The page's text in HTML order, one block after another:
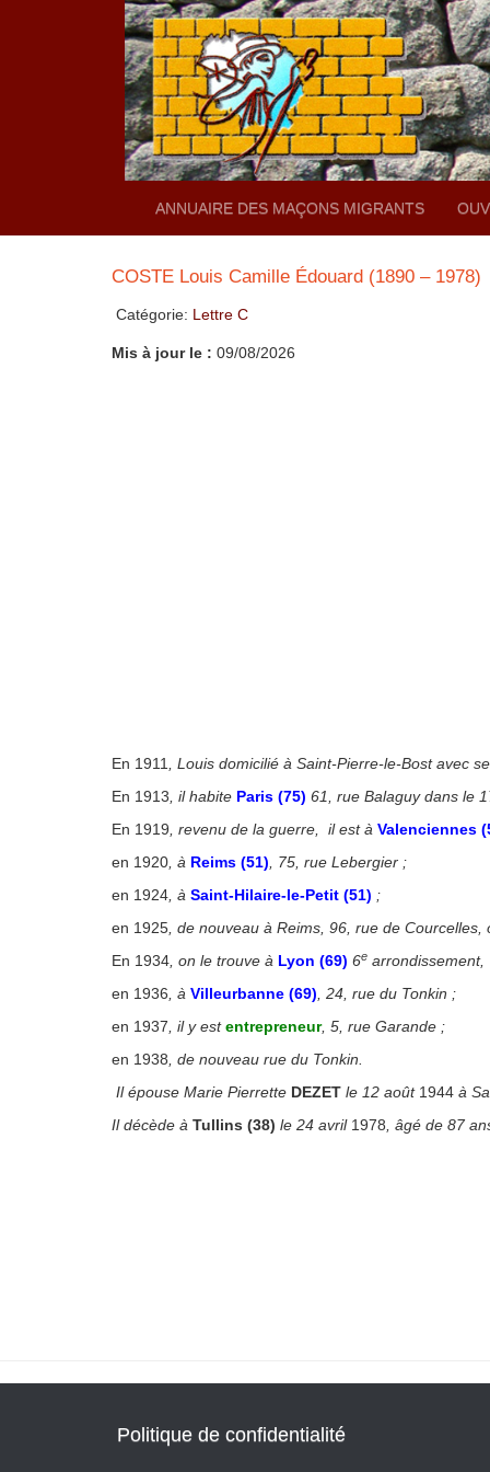
ANNUAIRE DES MAÇONS MIGRANTS
COSTE Louis Camille Édouard (1890 – 1978)
Catégorie: Lettre C
Mis à jour le : 09/08/2026
En 1911, Louis domicilié à Saint-Pierre-le-Bost avec
En 1913, il habite Paris (75) 61, rue Balaguy dans le
En 1919, revenu de la guerre, il est à Valenciennes
en 1920, à Reims (51), 75, rue Lebergier ;
en 1924, à Saint-Hilaire-le-Petit (51) ;
en 1925, de nouveau à Reims, 96, rue de Courcelles,
En 1934, on le trouve à Lyon (69) 6e
en 1936, à Villeurbanne (69), 24, rue du Tonkin ;
en 1937, il y estentrepreneur, 5, rue Garande ;
en 1938, de nouveau rue du Tonkin.
Il épouse Marie Pierrette DEZET le 12 août 1944 à
Il décède à Tullins (38) le 24 avril 1978, âgé de 87
Politique de confidentialité